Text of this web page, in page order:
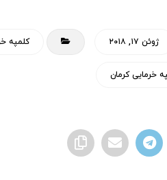
ژوئن ۱۷, ۲۰۱۸ کلمپه
خرمایی کرمان